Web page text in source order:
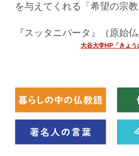
を与えてくれる「希望の宗教
『スッタニパータ』（原始仏
大谷大学HP「きょ